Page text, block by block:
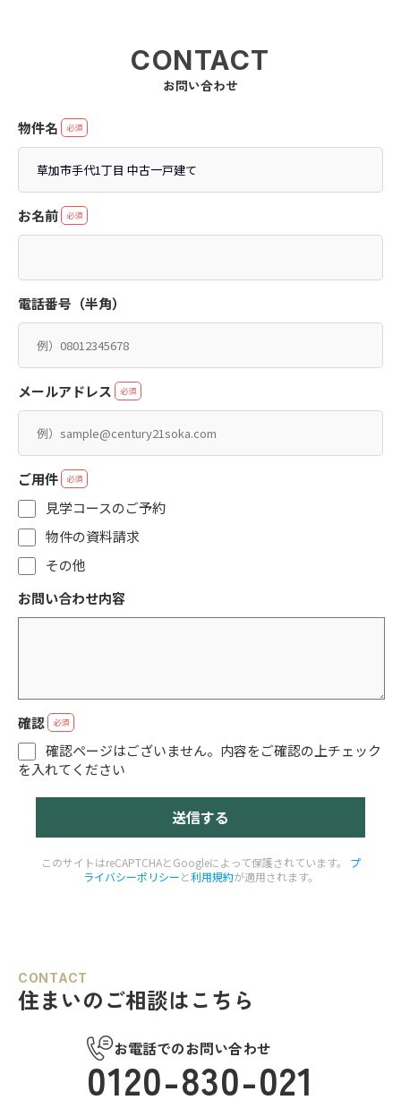
CONTACT
ご用件 必須
見学コースのご予約
物件の資料請求
その他
確認 必須
確認ページはございません。内容をご確認の上チェック
を入れてください
CONTACT
住まいのご相談はこちら
お電話でのお問い合わせ